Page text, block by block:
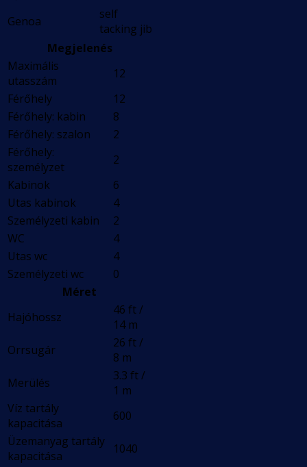
Genoa
self
tacking jib
Megjelenés
Maximális
utasszám
12
Férőhely
12
Férőhely: kabin
8
Férőhely: szalon
2
Férőhely:
személyzet
2
Kabinok
6
Utas kabinok
4
Személyzeti kabin
2
WC
4
Utas wc
4
Személyzeti wc
0
Méret
Hajóhossz
46 ft /
14 m
Orrsugár
26 ft /
8 m
Merülés
3.3 ft /
1 m
Víz tartály
kapacitása
600
Üzemanyag tartály
kapacitása
1040